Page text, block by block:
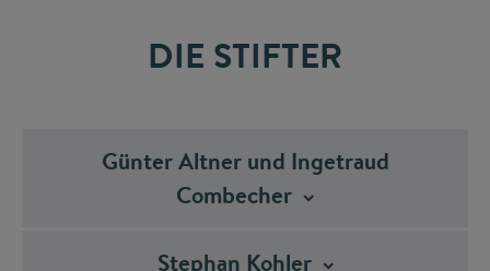
DIE STIFTER
Günter Altner und Ingetraud
Combecher
Stephan Kohler